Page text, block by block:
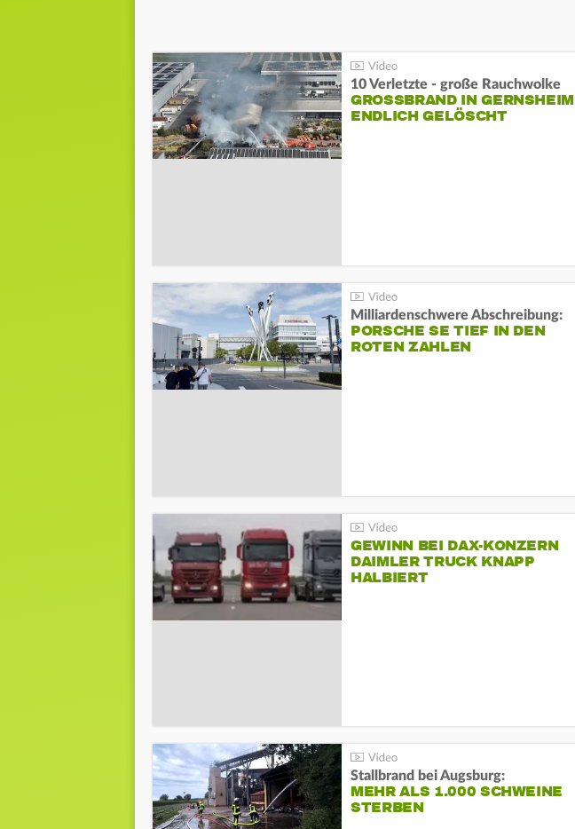
10 Verletzte - große Rauchwolke
GROSSBRAND IN GERNSHEIM E
NDLICH GELÖSCHT
Milliardenschwere Abschreibung:
PORSCHE SE TIEF IN DEN
ROTEN ZAHLEN
GEWINN BEI DAX-KONZERN
DAIMLER TRUCK KNAPP
HALBIERT
Stallbrand bei Augsburg:
MEHR ALS 1.000 SCHWEINE
STERBEN